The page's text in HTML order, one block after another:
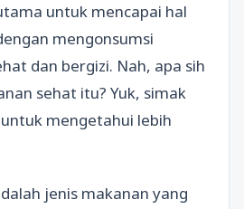
untuk mencapai hal
mengonsumsi
dan bergizi. Nah, apa sih
sehat itu? Yuk, simak
mengetahui lebih
jenis makanan yang